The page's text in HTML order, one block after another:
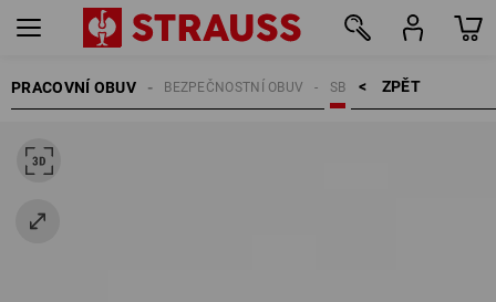
PRACOVNÍ OBUV ZPĚT    >
SB
BEZPEČNOSTNÍ OBUV